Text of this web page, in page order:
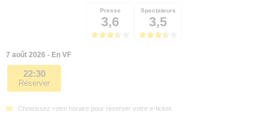
Presse
3,6
Spectateurs
3,5
7 août 2026 - En VF
22:30
Réserver
Choisissez votre horaire pour réserver votre e-ticket.